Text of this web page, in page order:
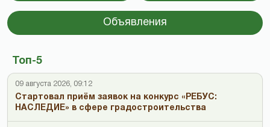
Объявления
Топ-5
09 августа 2026, 09:12
Стартовал приём заявок на конкурс «РЕБУС:
НАСЛЕДИЕ» в сфере градостроительства